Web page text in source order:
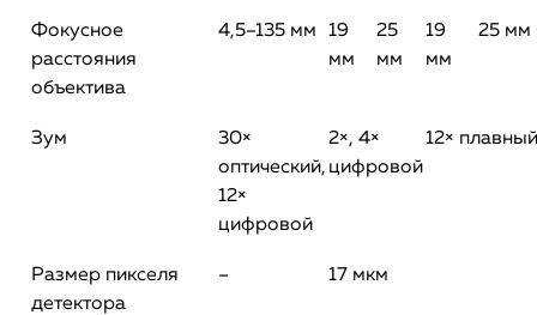
Фокусное
расстояния
объектива
4,5–135 мм
19
мм
25
мм
19
мм
25 мм
Зум
30×
оптический,
12×
цифровой
2×, 4×
цифровой
12×
Размер пикселя
детектора
– 17 мкм